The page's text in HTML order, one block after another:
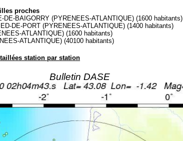
proches
DE-BAIGORRY (PYRENEES-ATLANTIQUE) (1600 habitants)
DE-PORT (PYRENEES-ATLANTIQUE) (1400 habitants)
ATLANTIQUE) (1600 habitants)
ATLANTIQUE) (40100 habitants)
station par station
Bulletin DASE